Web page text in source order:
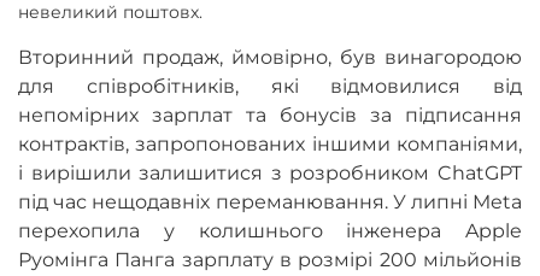
невеликий поштовх.
Вторинний продаж, ймовірно, був винагородою
для співробітників, які відмовилися від
непомірних зарплат та бонусів за підписання
контрактів, запропонованих іншими компаніями,
і вирішили залишитися з розробником ChatGPT
під час нещодавніх переманювання. У липні Meta
перехопила у колишнього інженера Apple
Руомінга Панга зарплату в розмірі 200 мільйонів